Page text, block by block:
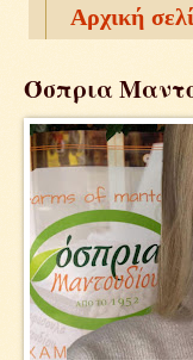
Αρχική
Όσπρια